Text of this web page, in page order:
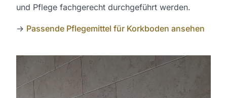
und Pflege fachgerecht durchgeführt werden.
→ Passende Pflegemittel für Korkboden ansehen